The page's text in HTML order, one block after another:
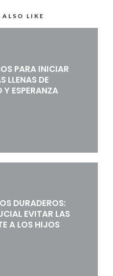
LIKE
PARA INICIAR
LLENAS DE
ESPERANZA
DURADEROS:
EVITAR LAS
A LOS HIJOS